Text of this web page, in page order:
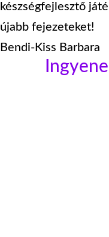
készségfejlesztő
újabb fejezeteket!
Bendi-Kiss Barbara